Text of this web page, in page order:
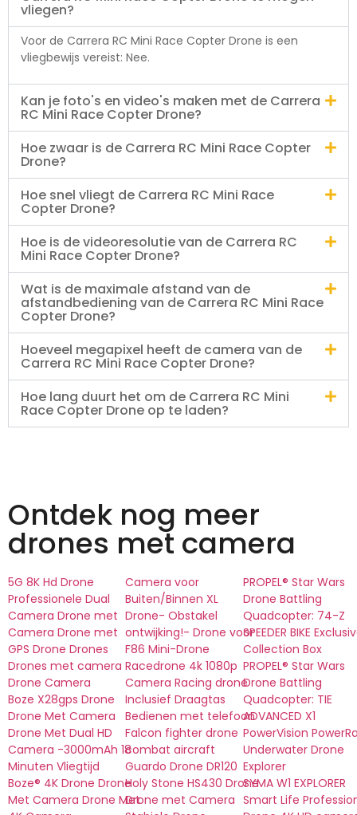
vliegen?
Voor de Carrera RC Mini Race Copter Drone is een
vliegbewijs vereist: Nee.
Kan je foto's en video's maken met de Carrera
RC Mini Race Copter Drone?
Hoe zwaar is de Carrera RC Mini Race Copter
Drone?
Hoe snel vliegt de Carrera RC Mini Race
Copter Drone?
Hoe is de videoresolutie van de Carrera RC
Mini Race Copter Drone?
Wat is de maximale afstand van de
afstandbediening van de Carrera RC Mini Race
Copter Drone?
Hoeveel megapixel heeft de camera van de
Carrera RC Mini Race Copter Drone?
Hoe lang duurt het om de Carrera RC Mini
Race Copter Drone op te laden?
Ontdek nog meer
drones met camera
5G 8K Hd Drone
Professionele Dual
Camera Drone met
Camera Drone met
GPS Drone Drones
Drones met camera
Drone Camera
Boze X28gps Drone
Drone Met Camera
Drone Met Dual HD
Camera -3000mAh 18
Minuten Vliegtijd
Boze® 4K Drone Drone
Met Camera Drone Met
Camera voor
Buiten/Binnen XL
Drone- Obstakel
ontwijking!- Drone voor
F86 Mini-Drone
Racedrone 4k 1080p
Camera Racing drone
Inclusief Draagtas
Bedienen met telefoon
Falcon fighter drone
combat aircraft
Guardo Drone DR120
Holy Stone HS430 Drone
Drone met Camera
PROPEL® Star Wars
Drone Battling
Quadcopter: 74-Z
SPEEDER BIKE
Collection Box
PROPEL® Star Wars
Drone Battling
Quadcopter: TIE
ADVANCED X1
PowerVision
Underwater Drone
Explorer
SYMA W1 EXPLORER
Smart Life